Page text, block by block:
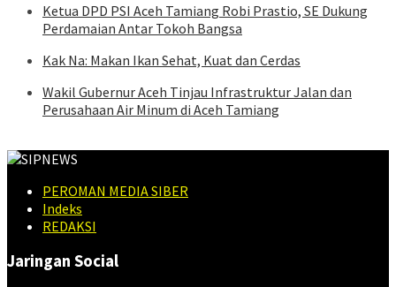
Ketua DPD PSI Aceh Tamiang Robi Prastio, SE Dukung
Perdamaian Antar Tokoh Bangsa
Kak Na: Makan Ikan Sehat, Kuat dan Cerdas
Wakil Gubernur Aceh Tinjau Infrastruktur Jalan dan
Perusahaan Air Minum di Aceh Tamiang
PEROMAN MEDIA SIBER
Indeks
REDAKSI
Jaringan Social